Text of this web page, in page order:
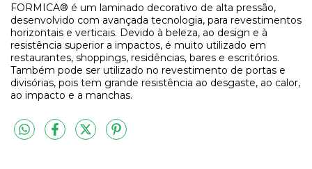
FORMICA® é um laminado decorativo de alta pressão,
desenvolvido com avançada tecnologia, para revestimentos
horizontais e verticais. Devido à beleza, ao design e à
resistência superior a impactos, é muito utilizado em
restaurantes, shoppings, residências, bares e escritórios.
Também pode ser utilizado no revestimento de portas e
divisórias, pois tem grande resistência ao desgaste, ao calor,
ao impacto e a manchas.